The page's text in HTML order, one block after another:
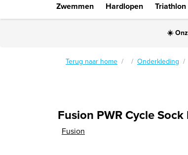
Zwemmen Hardlopen Triathlon
☀️
Terug naar home Onderkleding
Fusion PWR Cycle
Fusion